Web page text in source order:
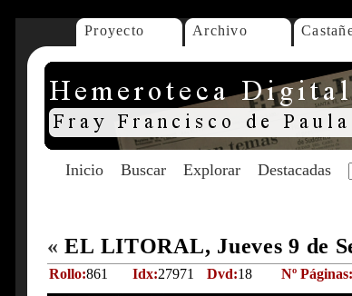
Proyecto Archivo
Inicio Buscar Explorar Destacadas
« EL LITORAL, Jueves 9 de
Rollo:861 Idx:27971 Dvd:18 Nº Páginas: